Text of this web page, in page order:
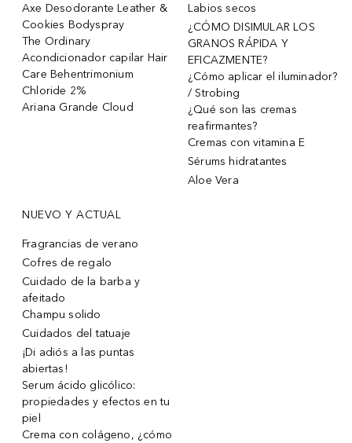
Axe Desodorante Leather &
Cookies Bodyspray
The Ordinary
Acondicionador capilar Hair
Care Behentrimonium
Chloride 2%
Ariana Grande Cloud
Labios secos
¿CÓMO DISIMULAR LOS
GRANOS RÁPIDA Y
EFICAZMENTE?
¿Cómo aplicar el iluminador?
/ Strobing
¿Qué son las cremas
reafirmantes?
Cremas con vitamina E
Sérums hidratantes
Aloe Vera
NUEVO Y ACTUAL
Fragrancias de verano
Cofres de regalo
Cuidado de la barba y
afeitado
Champu solido
Cuidados del tatuaje
¡Di adiós a las puntas
abiertas!
Serum ácido glicólico:
propiedades y efectos en tu
piel
Crema con colágeno, ¿cómo